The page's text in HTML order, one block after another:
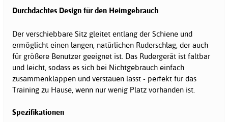
Durchdachtes Design für den Heimgebrauch
Der verschiebbare Sitz gleitet entlang der Schiene und
ermöglicht einen langen, natürlichen Ruderschlag, der auch
für größere Benutzer geeignet ist. Das Rudergerät ist faltbar
und leicht, sodass es sich bei Nichtgebrauch einfach
zusammenklappen und verstauen lässt - perfekt für das
Training zu Hause, wenn nur wenig Platz vorhanden ist.
Spezifikationen